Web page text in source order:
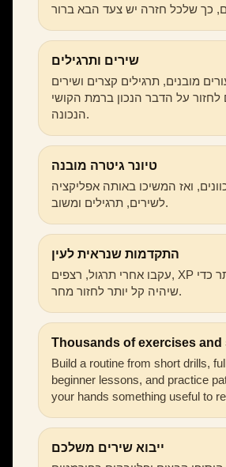
שירים ותרגילים
מובנים, תרגילים קצרים ושירים
לחזור על הדבר הנכון ברמת הקושי
הנכונה.
טיונר גיטרה מובנה
ואז המשיכו באותה אפליקציה
לשירים, תרגילים ומשוב.
התקדמות שנראית לעין
עקבו אחרי תרגול, רצפים, XP ונגינה נקייה יותר כדי
שיהיה קל יותר לחזור מחר.
Thousands of exercises and
Build a routine from short drills,
beginner lessons, and practice
your hands something useful to
ייבוא שירים משלכם